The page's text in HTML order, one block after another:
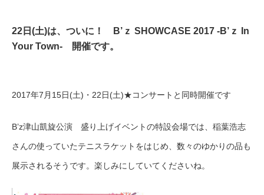
22日(土)は、ついに！ B’ｚ SHOWCASE 2017 -B’ｚ In
Your Town- 開催です。
2017年7月15日(土)・22日(土)★コンサートと同時開催です
B’z津山凱旋公演 盛り上げイベントの特設会場では、 稲葉浩志
さんの使っていたテニスラケットをはじめ、数々のゆかりの品も
展示されるそうです。楽しみにしていてく ださいね。